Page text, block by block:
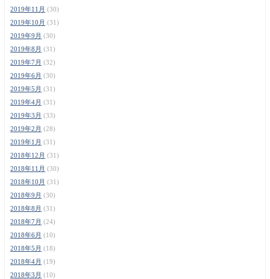
2019年11月 (30)
2019年10月 (31)
2019年9月 (30)
2019年8月 (31)
2019年7月 (32)
2019年6月 (30)
2019年5月 (31)
2019年4月 (31)
2019年3月 (33)
2019年2月 (28)
2019年1月 (31)
2018年12月 (31)
2018年11月 (30)
2018年10月 (31)
2018年9月 (30)
2018年8月 (31)
2018年7月 (24)
2018年6月 (10)
2018年5月 (18)
2018年4月 (19)
2018年3月 (10)